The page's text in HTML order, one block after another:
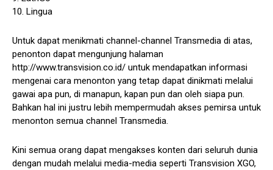
10. Lingua
Untuk dapat menikmati channel-channel Transmedia di atas,
penonton dapat mengunjung halaman
http://www.transvision.co.id/ untuk mendapatkan informasi
mengenai cara menonton yang tetap dapat dinikmati melalui
gawai apa pun, di manapun, kapan pun dan oleh siapa pun.
Bahkan hal ini justru lebih mempermudah akses pemirsa untuk
menonton semua channel Transmedia.
Kini semua orang dapat mengakses konten dari seluruh dunia
dengan mudah melalui media-media seperti Transvision XGO,